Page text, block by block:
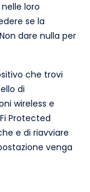
loro
se la
dare nulla per
che trovi
di
wireless e
Protected
e di riavviare
venga